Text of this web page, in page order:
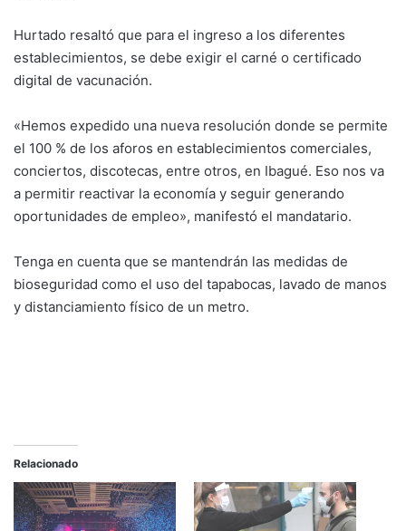
Hurtado resaltó que para el ingreso a los diferentes
establecimientos, se debe exigir el carné o certificado
digital de vacunación.
«Hemos expedido una nueva resolución donde se permite
el 100 % de los aforos en establecimientos comerciales,
conciertos, discotecas, entre otros, en Ibagué. Eso nos va
a permitir reactivar la economía y seguir generando
oportunidades de empleo», manifestó el mandatario.
Tenga en cuenta que se mantendrán las medidas de
bioseguridad como el uso del tapabocas, lavado de manos
y distanciamiento físico de un metro.
Relacionado